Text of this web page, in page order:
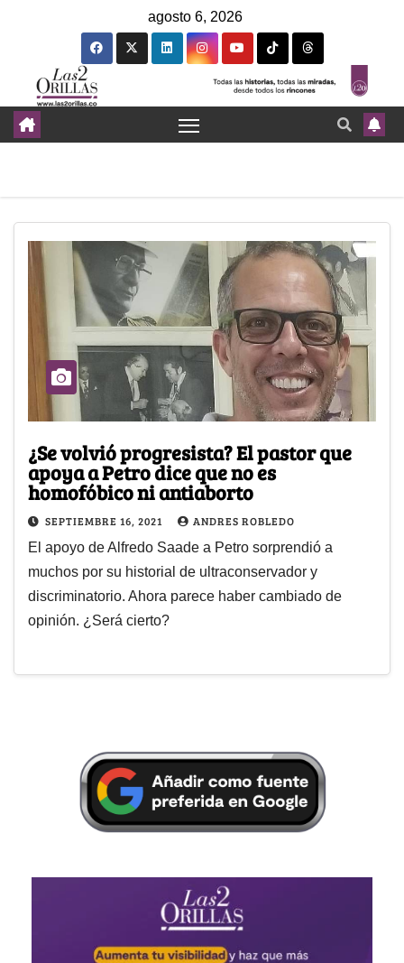
agosto 6, 2026
¿Se volvió progresista? El pastor que
apoya a Petro dice que no es
homofóbico ni antiaborto
SEPTIEMBRE 16, 2021 ANDRES ROBLEDO
El apoyo de Alfredo Saade a Petro sorprendió a
muchos por su historial de ultraconservador y
discriminatorio. Ahora parece haber cambiado de
opinión. ¿Será cierto?